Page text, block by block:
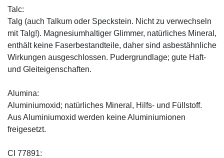
Talc:
Talg (auch Talkum oder Speckstein. Nicht zu verwechseln
mit Talg!). Magnesiumhaltiger Glimmer, natürliches Mineral,
enthält keine Faserbestandteile, daher sind asbestähnliche
Wirkungen ausgeschlossen. Pudergrundlage; gute Haft-
und Gleiteigenschaften.
Alumina:
Aluminiumoxid; natürliches Mineral, Hilfs- und Füllstoff.
Aus Aluminiumoxid werden keine Aluminiumionen
freigesetzt.
CI 77891: